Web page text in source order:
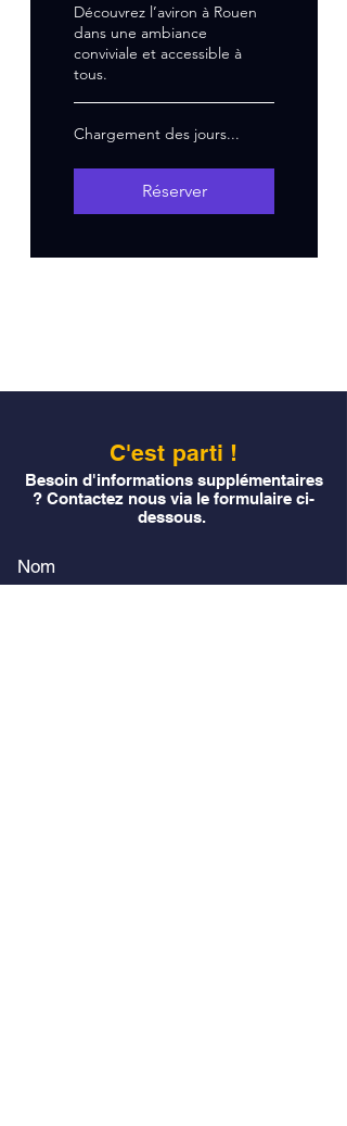
Découvrez l’aviron à Rouen
dans une ambiance
conviviale et accessible à
tous.
Chargement des jours...
Réserver
C'est parti !
Besoin d'informations supplémentaires
? Contactez nous via le formulaire ci-
dessous.
Nom